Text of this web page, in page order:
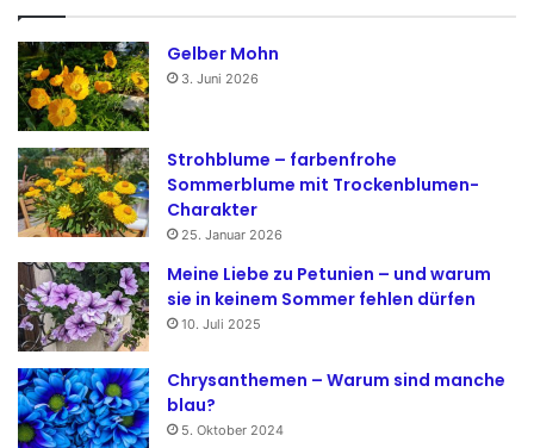
Gelber Mohn
3. Juni 2026
Strohblume – farbenfrohe
Sommerblume mit Trockenblumen-
Charakter
25. Januar 2026
Meine Liebe zu Petunien – und warum
sie in keinem Sommer fehlen dürfen
10. Juli 2025
Chrysanthemen – Warum sind manche
blau?
5. Oktober 2024